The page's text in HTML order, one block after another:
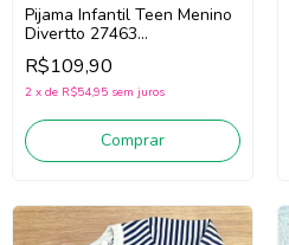
Pijama Infantil Teen Menino
Divertto 27463
(Branco/Marinho)
R$109,90
2 x de R$54,95 sem juros
Comprar